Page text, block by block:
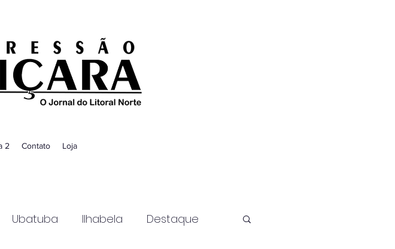
2 Contato Loja
Ubatuba Ilhabela Destaque